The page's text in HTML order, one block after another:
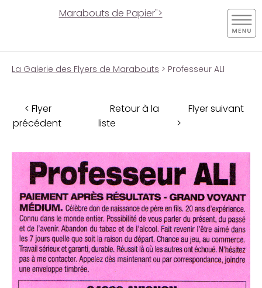
Marabouts de Papier">
La Galerie des Flyers de Marabouts > Professeur ALI
< Flyer
précédent
Retour à la
liste
Flyer suivant
>